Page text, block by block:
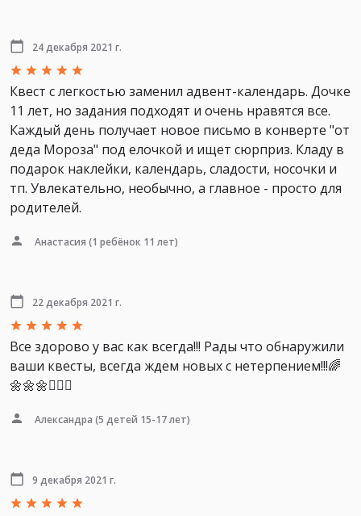
24 декабря 2021 г.
Квест с легкостью заменил адвент-календарь. Дочке
11 лет, но задания подходят и очень нравятся все.
Каждый день получает новое письмо в конверте "от
деда Мороза" под елочкой и ищет сюрприз. Кладу в
подарок наклейки, календарь, сладости, носочки и
тп. Увлекательно, необычно, а главное - просто для
родителей.
Анастасия (1 ребёнок 11 лет)
22 декабря 2021 г.
Все здорово у вас как всегда!!! Рады что обнаружили
ваши квесты, всегда ждем новых с нетерпением!!!🌈
🌼🌼🌼🧚🏼‍♂️
Александра (5 детей 15-17 лет)
9 декабря 2021 г.